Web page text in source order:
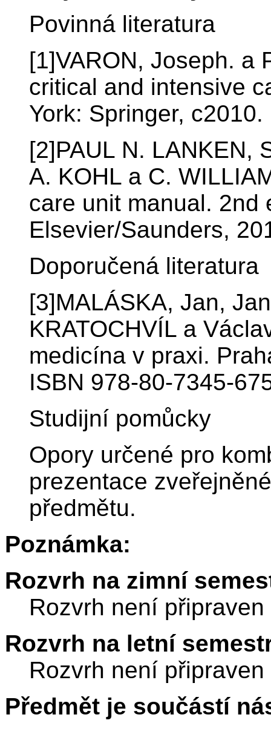
Povinná literatura
[1]VARON, Joseph. a
critical and intensive
York: Springer,
[2]PAUL N. LANKEN,
A. KOHL a C.
care unit manual. 2nd
Elsevier/Saunders,
Doporučená literatura
[3]MALÁSKA, Jan,
KRATOCHVÍL a
medicína v praxi.
ISBN 978-80-7345-
Studijní pomůcky
Opory určené pro
prezentace
předmětu.
Poznámka:
Rozvrh na zimní
Rozvrh není připraven
Rozvrh na letní
Rozvrh není připraven
Předmět je součástí